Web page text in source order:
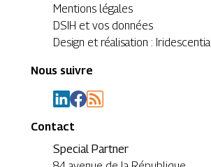
Mentions légales
DSIH et vos données
Design et réalisation : Iridescentia
Nous suivre
Contact
Special Partner